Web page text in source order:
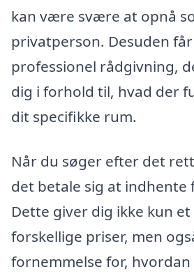
kan være svære at opnå
privatperson. Desuden
professionel rådgivning,
dig i forhold til, hvad der
dit specifikke rum.
Når du søger efter det
det betale sig at indhente
Dette giver dig ikke kun
forskellige priser, men
fornemmelse for,